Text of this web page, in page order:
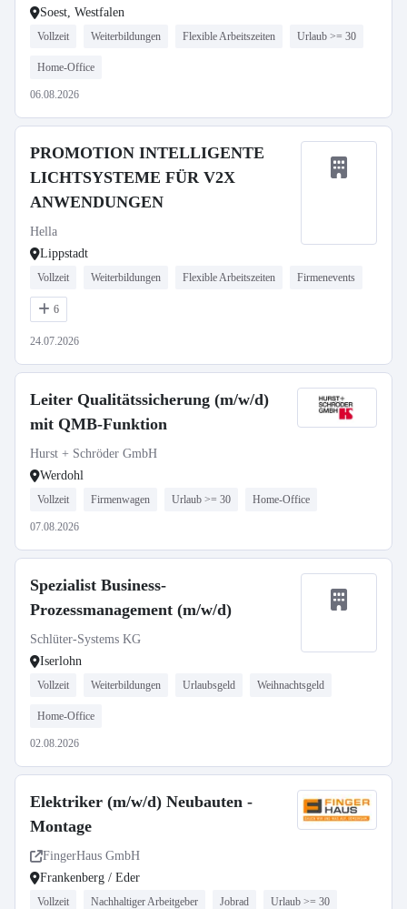
Soest, Westfalen
Vollzeit Weiterbildungen Flexible Arbeitszeiten Urlaub >= 30
Home-Office
06.08.2026
PROMOTION INTELLIGENTE
LICHTSYSTEME FÜR V2X
ANWENDUNGEN
Hella
Lippstadt
Vollzeit Weiterbildungen Flexible Arbeitszeiten Firmenevents
6
24.07.2026
Leiter Qualitätssicherung (m/w/d)
mit QMB-Funktion
Hurst + Schröder GmbH
Werdohl
Vollzeit Firmenwagen Urlaub >= 30 Home-Office
07.08.2026
Spezialist Business-
Prozessmanagement (m/w/d)
Schlüter-Systems KG
Iserlohn
Vollzeit Weiterbildungen Urlaubsgeld Weihnachtsgeld
Home-Office
02.08.2026
Elektriker (m/w/d) Neubauten -
Montage
FingerHaus GmbH
Frankenberg / Eder
Vollzeit Nachhaltiger Arbeitgeber Jobrad Urlaub >= 30